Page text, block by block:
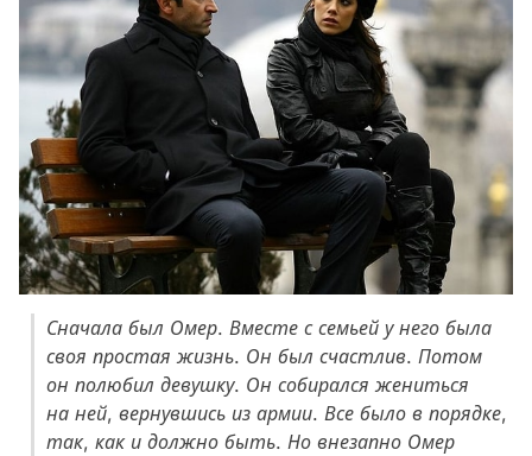
Сначала был Омер. Вместе с семьей у него была
своя простая жизнь. Он был счастлив. Потом
он полюбил девушку. Он собирался жениться
на ней, вернувшись из армии. Все было в порядке,
так, как и должно быть. Но внезапно Омер